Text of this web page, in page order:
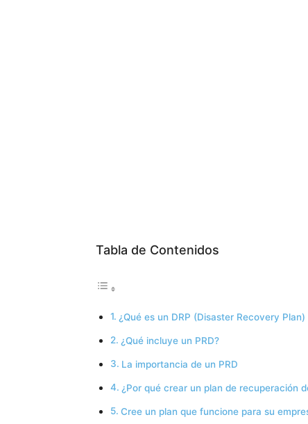
Tabla de Contenidos
¿Qué es un DRP (Disaster Recovery
¿Qué incluye un PRD?
La importancia de un PRD
¿Por qué crear un plan de recuperación
Cree un plan que funcione para su